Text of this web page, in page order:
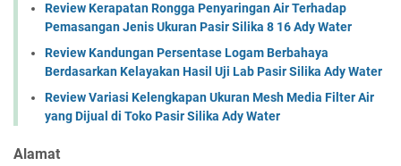
Review Kerapatan Rongga Penyaringan Air Terhadap
Pemasangan Jenis Ukuran Pasir Silika 8 16 Ady Water
Review Kandungan Persentase Logam Berbahaya
Berdasarkan Kelayakan Hasil Uji Lab Pasir Silika Ady Water
Review Variasi Kelengkapan Ukuran Mesh Media Filter Air
yang Dijual di Toko Pasir Silika Ady Water
Alamat